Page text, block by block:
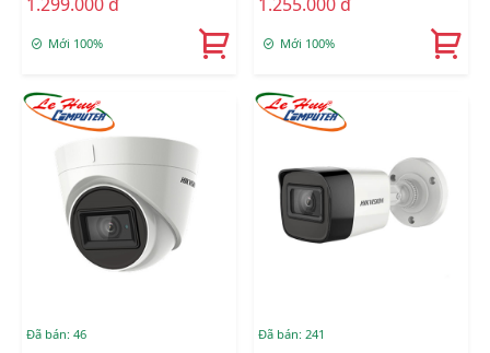
DS-2CE79D3T-IT3ZF
Mới 100%
2CE19D3T-IT3ZF
Mới 100%
Đã bán: 46 Đã bán: 241